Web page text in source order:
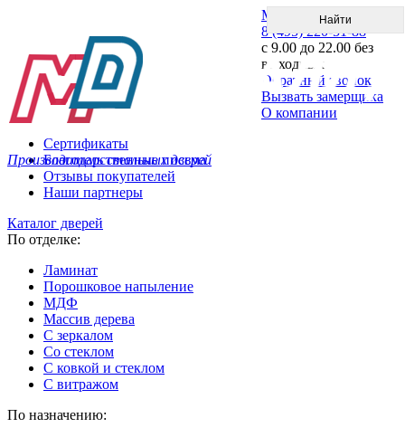
Производитель стальных дверей
Меню
8 (495) 220-51-88
с 9.00 до 22.00 без
выходных
Обратный звонок
Вызвать замерщика
О компании
Сертификаты
Благодарственные письма
Отзывы покупателей
Наши партнеры
Каталог дверей
По отделке:
Ламинат
Порошковое напыление
МДФ
Массив дерева
С зеркалом
Со стеклом
С ковкой и стеклом
С витражом
По назначению: